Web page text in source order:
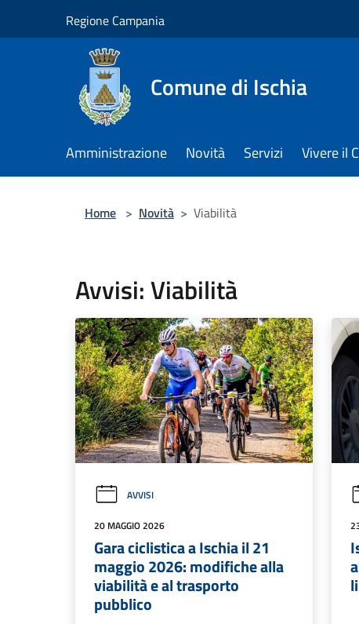
Regione Campania
Comune di Ischia
Amministrazione Novità Servizi Vivere il
Home > Novità > Viabilità
Avvisi: Viabilità
AVVISI
20 MAGGIO 2026
Gara ciclistica a Ischia il 21
maggio 2026: modifiche alla
viabilità e al trasporto
pubblico